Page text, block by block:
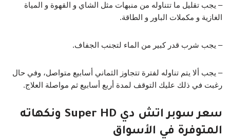
– يجب تقليل ما تتناوله من منبهات مثل الشاي و القهوة و المياة
الغازية و مكملات الباور و الطاقة.
– يجب شرب قدر كبير من الماء لتجنب الجفاف.
– يجب ألا يتم تناوله لفترة تتجاوز الثماني أسابيع متواصل، وفي حال
رغبت في ذلك عليك التوقف لمدة أربع أسابيع ثم مواصلة العلاج.
سعر سوبر اتش دي Super HD ونكهاته
المتوفرة في الأسواق